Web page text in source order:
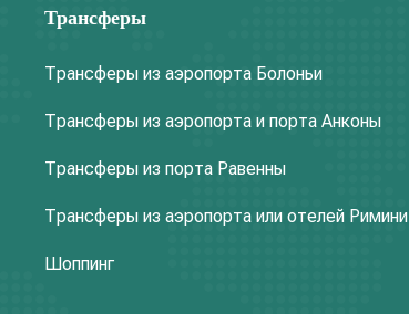
Трансферы
Трансферы из аэропорта Болоньи
Трансферы из аэропорта и порта Анконы
Трансферы из порта Равенны
Трансферы из аэропорта или отелей Римини
Шоппинг